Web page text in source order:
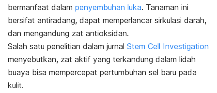
bermanfaat dalam penyembuhan luka. Tanaman ini
bersifat antiradang, dapat memperlancar sirkulasi darah,
dan mengandung zat antioksidan.
Salah satu penelitian dalam jurnal Stem Cell Investigation
menyebutkan, zat aktif yang terkandung dalam lidah
buaya bisa mempercepat pertumbuhan sel baru pada
kulit.